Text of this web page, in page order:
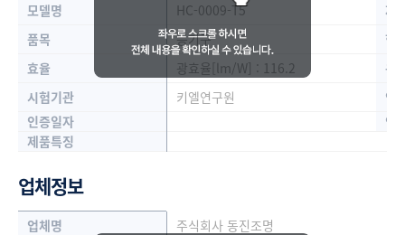
모델명 HC-0009-T5
제
품목
등기구
형
효율
광효율[lm/W] : 116.2
용
시험기관
키엘연구원
인
인증일자
인
제품특징
업체정보
업체명
주식회사 동진조명